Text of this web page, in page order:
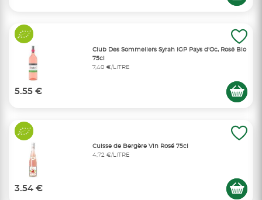
Club Des Sommeliers Syrah IGP Pays d'Oc, Rosé Bio
75cl
7,40 €/LITRE
5.55 €
Cuisse de Bergère Vin Rosé 75cl
4,72 €/LITRE
3.54 €